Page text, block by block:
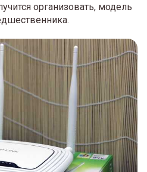
организовать, модель